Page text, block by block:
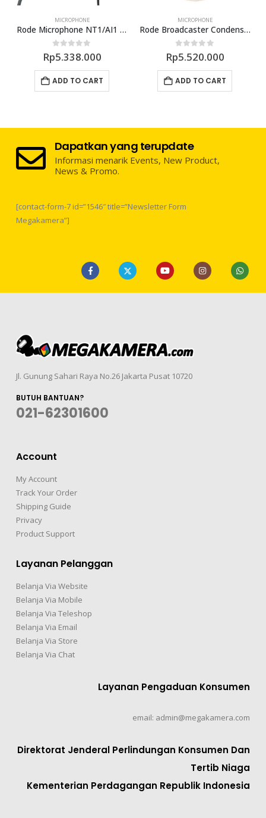
MICROPHONE
Rode Microphone NT1/AI1 Kit
0out of 5
Rp5.338.000
ADD TO CART
MICROPHONE
Rode Broadcaster Condenser Microphone
0out of 5
Rp5.520.000
ADD TO CART
Dapatkan yang terupdate
Informasi menarik Events, New Product,
News & Promo.
[contact-form-7 id=”1546″ title=”Newsletter Form
Megakamera”]
Jl. Gunung Sahari Raya No.26 Jakarta Pusat 10720
BUTUH BANTUAN?
021-62301600
Account
My Account
Track Your Order
Shipping Guide
Privacy
Product Support
Layanan Pelanggan
Belanja Via Website
Belanja Via Mobile
Belanja Via Teleshop
Belanja Via Email
Belanja Via Store
Belanja Via Chat
Layanan Pengaduan Konsumen
email: admin@megakamera.com
Direktorat Jenderal Perlindungan Konsumen Dan
Tertib Niaga
Kementerian Perdagangan Republik Indonesia